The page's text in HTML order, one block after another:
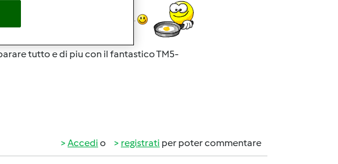
in attesa del nuovo bimby...
tutto e di piu con il fantastico TM5-
Accedi o registrati per poter commentare